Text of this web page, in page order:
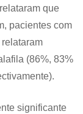
que
pacientes com
(86%, 83%
significante